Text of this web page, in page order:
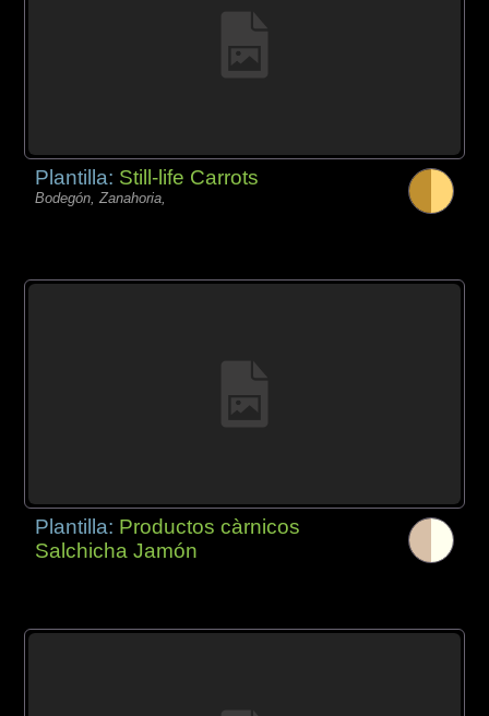
Plantilla: Still-life Carrots
Bodegón, Zanahoria,
Plantilla: Productos càrnicos
Salchicha Jamón